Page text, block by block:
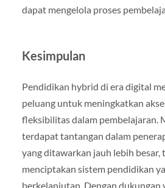
dapat mengelola proses
Kesimpulan
Pendidikan hybrid di era digital
peluang untuk meningkatkan
fleksibilitas dalam pembelajaran.
terdapat tantangan dalam
yang ditawarkan jauh lebih besar,
menciptakan sistem pendidikan
berkelanjutan. Dengan dukungan